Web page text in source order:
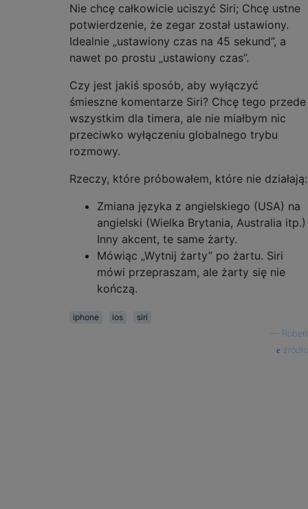
Nie chcę całkowicie uciszyć Siri; Chcę ustne
potwierdzenie, że zegar został ustawiony.
Idealnie „ustawiony czas na 45 sekund”, a
nawet po prostu „ustawiony czas”.
Czy jest jakiś sposób, aby wyłączyć
śmieszne komentarze Siri? Chcę tego przede
wszystkim dla timera, ale nie miałbym nic
przeciwko wyłączeniu globalnego trybu
rozmowy.
Rzeczy, które próbowałem, które nie działają:
Zmiana języka z angielskiego (USA) na
angielski (Wielka Brytania, Australia itp.)
Inny akcent, te same żarty.
Mówiąc „Wytnij żarty” po żartu. Siri
mówi przepraszam, ale żarty się nie
kończą.
iphone ios
siri
Robert
źródło